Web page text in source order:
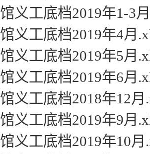
义工底档2019年1-3
义工底档2019年4月
义工底档2019年5月
义工底档2019年6月
义工底档2018年12月
义工底档2019年9月
义工底档2019年10月